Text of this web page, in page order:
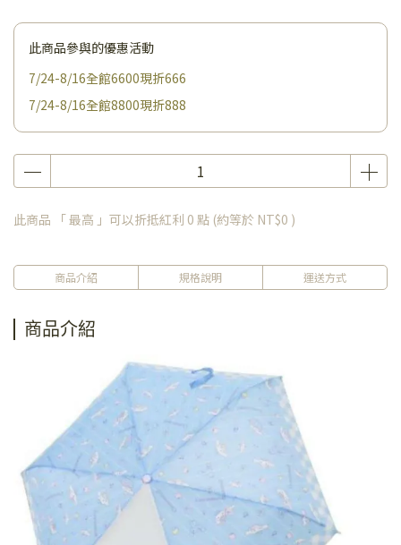
此商品參與的優惠活動
7/24-8/16全館6600現折666
7/24-8/16全館8800現折888
此商品 「 最高 」可以折抵紅利 0 點 (約等於 NT$0 )
商品介紹 規格說明 運送方式
商品介紹